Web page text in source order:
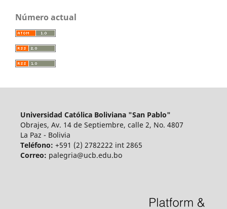
Número actual
Universidad Católica Boliviana "San Pablo"
Obrajes, Av. 14 de Septiembre, calle 2, No. 4807
La Paz - Bolivia
Teléfono: +591 (2) 2782222 int 2865
Correo: palegria@ucb.edu.bo